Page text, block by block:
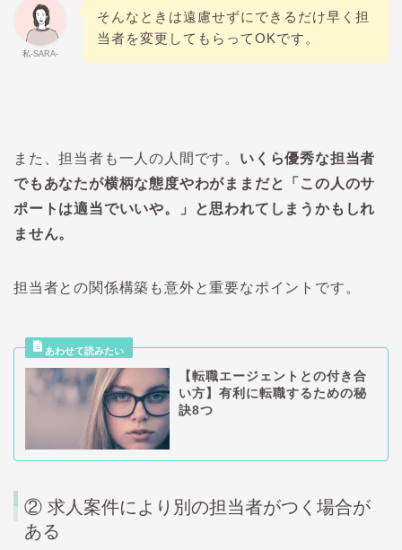
私-SARA-
そんなときは遠慮せずにできるだけ早く担
当者を変更してもらってOKです。
また、担当者も一人の人間です。 いくら優秀な担当者
でもあなたが横柄な態度やわがままだと「この人のサ
ポートは適当でいいや。」と思われてしまうかもしれ
ません。
担当者との関係構築も意外と重要なポイントです。
【転職エージェントとの付き合
い方】有利に転職するための秘
訣8つ
② 求人案件により別の担当者がつく場合が
ある